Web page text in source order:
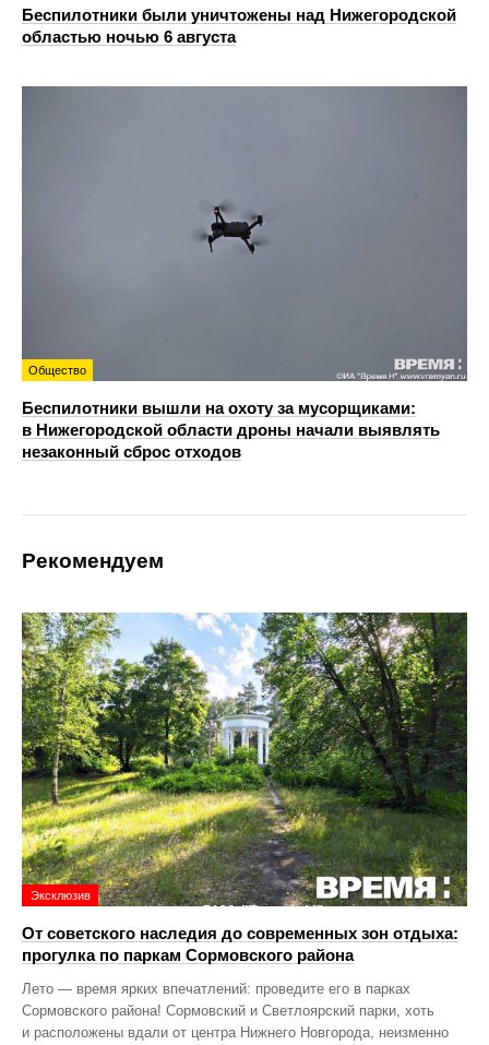
Беспилотники были уничтожены над Нижегородской
областью ночью 6 августа
Общество
Беспилотники вышли на охоту за мусорщиками:
в Нижегородской области дроны начали выявлять
незаконный сброс отходов
Рекомендуем
Эксклюзив
От советского наследия до современных зон отдыха:
прогулка по паркам Сормовского района
Лето — время ярких впечатлений: проведите его в парках
Сормовского района! Сормовский и Светлоярский парки, хоть
и расположены вдали от центра Нижнего Новгорода, неизменно